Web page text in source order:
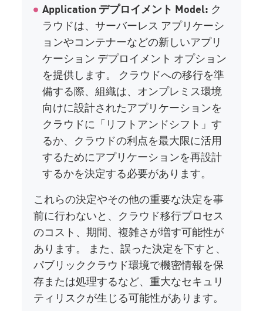
Application デプロイメント Model: ク
ラウドは、サーバーレス アプリケーシ
ョンやコンテナーなどの新しいアプリ
ケーション デプロイメント オプション
を提供します。 クラウドへの移行を準
備する際、組織は、オンプレミス環境
向けに設計されたアプリケーションを
クラウドに「リフトアンドシフト」す
るか、クラウドの利点を最大限に活用
するためにアプリケーションを再設計
するかを決定する必要があります。
これらの決定やその他の重要な決定を事
前に行わないと、クラウド移行プロセス
のコスト、期間、複雑さが増す可能性が
あります。 また、誤った決定を下すと、
パブリッククラウド環境で機密情報を保
存または処理するなど、重大なセキュリ
ティリスクが生じる可能性があります。